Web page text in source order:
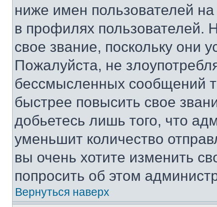
ниже имен пользователей
в профилях
свое звание, поскольку они
Пожалуйста, не
бессмысленных сообщений
быстрее повысить свое
добьетесь лишь того, что
уменьшит количество
вы очень хотите изменить
попросить об этом
Вернуться наверх